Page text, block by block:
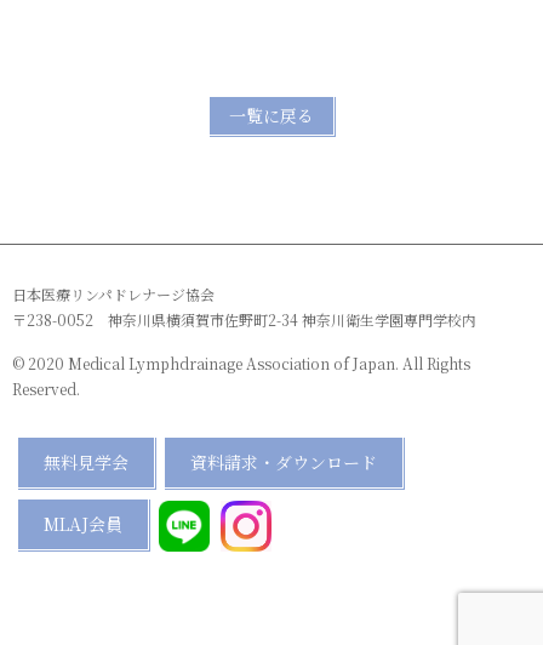
一覧に戻る
日本医療リンパドレナージ協会
〒238-0052 神奈川県横須賀市佐野町2-34 神奈川衛生学園専門学校内
© 2020 Medical Lymphdrainage Association of Japan. All Rights
Reserved.
無料見学会 資料請求・ダウンロード
MLAJ会員